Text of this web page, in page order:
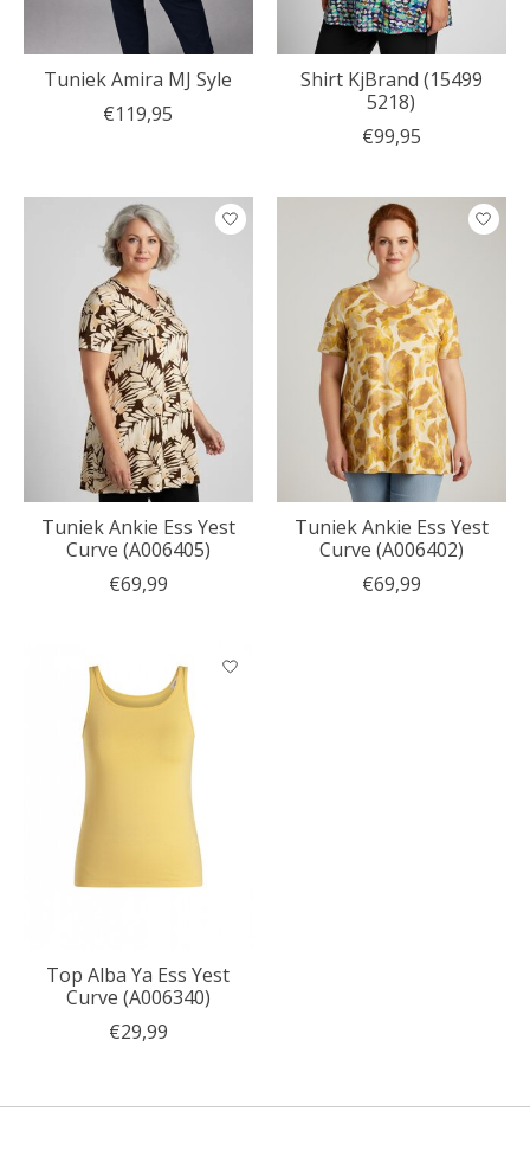
Tuniek Amira MJ Syle
€119,95
Shirt KjBrand (15499
5218)
€99,95
Tuniek Ankie Ess Yest
Curve (A006405)
€69,99
Tuniek Ankie Ess Yest
Curve (A006402)
€69,99
Top Alba Ya Ess Yest
Curve (A006340)
€29,99